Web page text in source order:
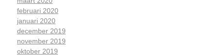
februari 2020
januari 2020
december 2019
november 2019
oktober 2019